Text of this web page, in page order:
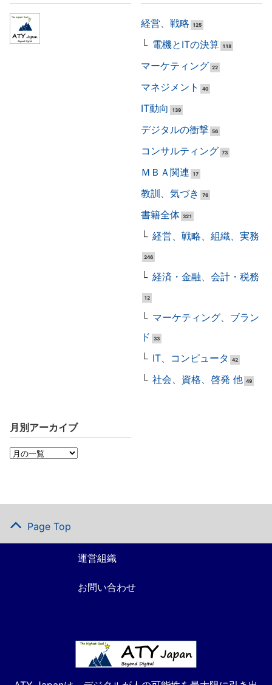
経営、戦略 125
電機とITの決算 118
マーケティング 22
マネジメント 40
IT動向 139
デジタルの衝撃 56
コンサルティング 73
ＭＢＡ関連 17
教訓、気づき 76
書籍全体 321
経営、戦略、組織、実務
246
経済・金融、会計・税務
12
マーケティング、ブラン
ド
33
IT、コンピュータ 42
社会、資格、啓発 他 49
月別アーカイブ
Page Top
運営組織
お問い合わせ